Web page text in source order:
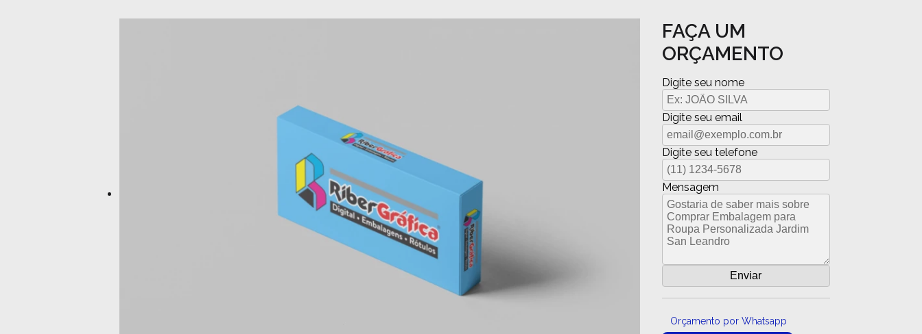
FAÇA UM
ORÇAMENTO
Digite seu nome
Digite seu email
Digite seu telefone
Mensagem
Orçamento por Whatsapp